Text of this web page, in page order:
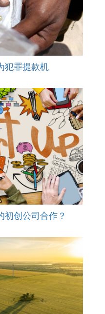
犯罪提款机
初创公司合作？